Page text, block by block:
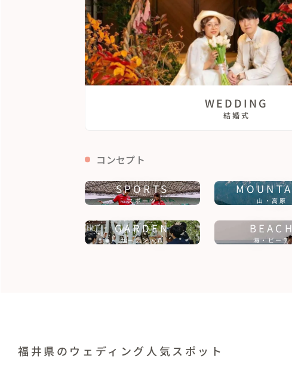
WEDDING
結婚式
コンセプト
SPORTS
スポーツ 山・高原
GARDEN
ガーデン・森
BEACH
海・ビーチ
福井県のウェディング人気スポット